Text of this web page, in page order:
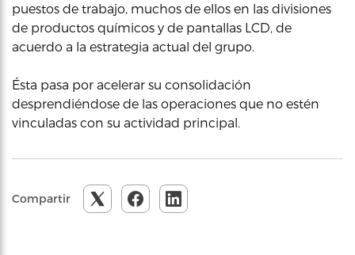
puestos de trabajo, muchos de ellos en las divisiones
de productos químicos y de pantallas LCD, de
acuerdo a la estrategia actual del grupo.
Ésta pasa por acelerar su consolidación
desprendiéndose de las operaciones que no estén
vinculadas con su actividad principal.
Compartir